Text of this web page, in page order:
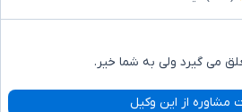
می گیرد ولی به شما خیر.
مشاوره از این وکیل